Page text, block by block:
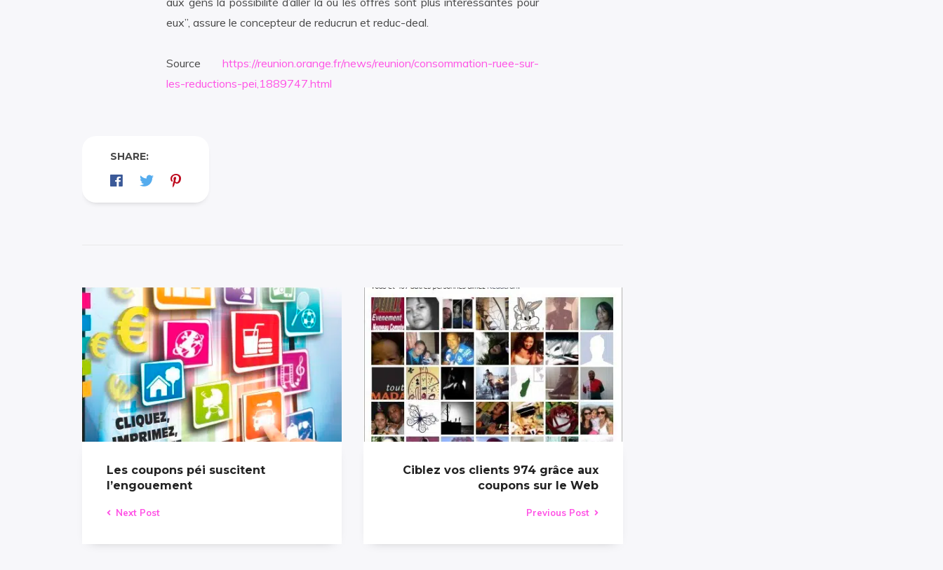
eux”, assure le concepteur de reducrun et reduc-deal.
Source https://reunion.orange.fr/news/reunion/consommation-ruee-sur-
les-reductions-pei,1889747.html
SHARE:
Les coupons péi suscitent
l’engouement
Next Post
Ciblez vos clients 974 grâce aux
coupons sur le Web
Previous Post